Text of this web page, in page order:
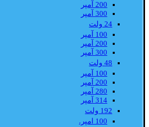
200 آمپر
300 آمپر
24 ولت
100 آمپر
200 آمپر
300 آمپر
48 ولت
100 آمپر
200 آمپر
280 آمپر
314 آمپر
192 ولت
100 امپر.